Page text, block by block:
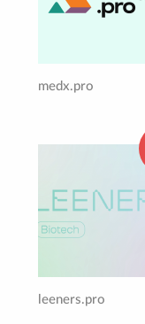
medx.pro
leeners.pro